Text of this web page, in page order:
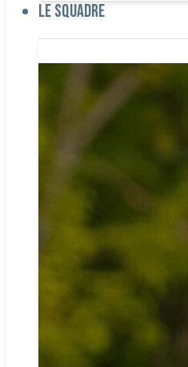
Le Squadre